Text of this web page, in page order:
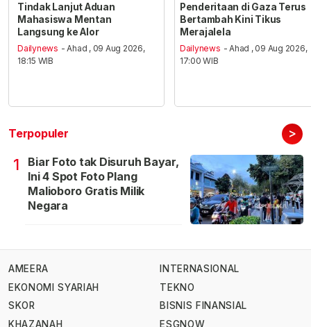
Tindak Lanjut Aduan
Mahasiswa Mentan
Langsung ke Alor
Dailynews - Ahad , 09 Aug 2026,
18:15 WIB
Penderitaan di Gaza Terus
Bertambah Kini Tikus
Merajalela
Dailynews - Ahad , 09 Aug 2026,
17:00 WIB
Terpopuler >
1
Biar Foto tak Disuruh Bayar,
Ini 4 Spot Foto Plang
Malioboro Gratis Milik
Negara
AMEERA
EKONOMI SYARIAH
SKOR
KHAZANAH
INTERNASIONAL
TEKNO
BISNIS FINANSIAL
ESGNOW